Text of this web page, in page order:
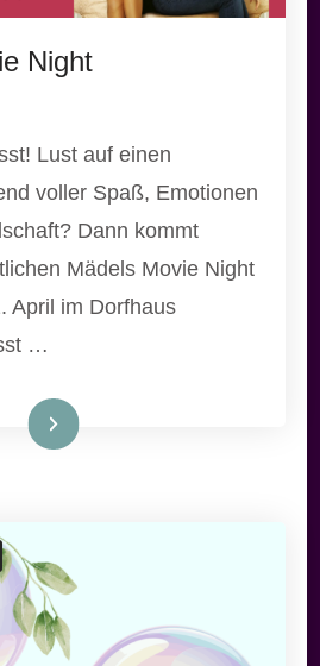
Night
Lust auf einen
voller Spaß, Emotionen
Dann kommt
Mädels Movie Night
April im Dorfhaus
…